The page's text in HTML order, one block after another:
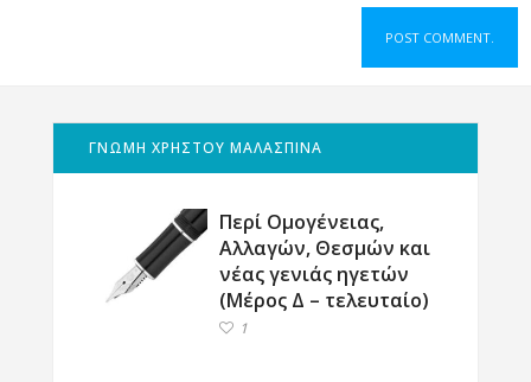
ΓΝΩΜΗ ΧΡΗΣΤΟΥ ΜΑΛΑΣΠΙΝΑ
Περί Ομογένειας,
Αλλαγών, Θεσμών και
νέας γενιάς ηγετών
(Μέρος Δ – τελευταίο)
1